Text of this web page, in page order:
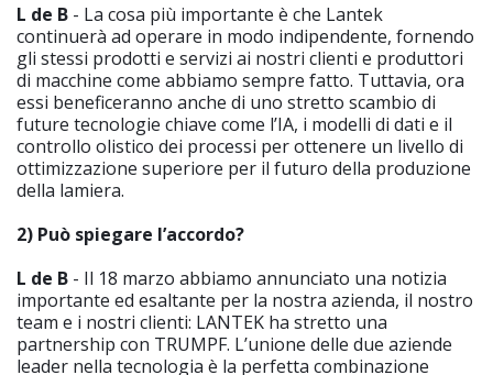
L de B - La cosa più importante è che Lantek
continuerà ad operare in modo indipendente, fornendo
gli stessi prodotti e servizi ai nostri clienti e produttori
di macchine come abbiamo sempre fatto. Tuttavia, ora
essi beneficeranno anche di uno stretto scambio di
future tecnologie chiave come l’IA, i modelli di dati e il
controllo olistico dei processi per ottenere un livello di
ottimizzazione superiore per il futuro della produzione
della lamiera.
2) Può spiegare l’accordo?
L de B - Il 18 marzo abbiamo annunciato una notizia
importante ed esaltante per la nostra azienda, il nostro
team e i nostri clienti: LANTEK ha stretto una
partnership con TRUMPF. L’unione delle due aziende
leader nella tecnologia è la perfetta combinazione